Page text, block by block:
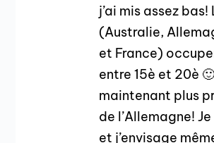
j’ai mis assez
(Australie,
et France)
entre 15è et 20è
maintenant plus
de l’Allemagne!
et j’envisage